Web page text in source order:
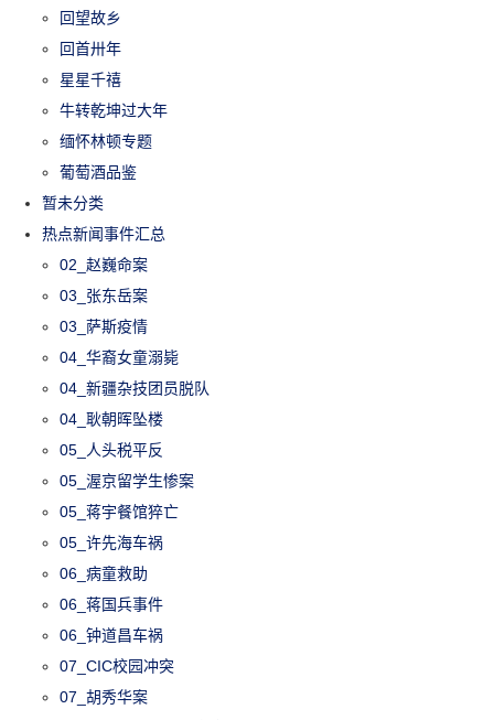
回望故乡
回首卅年
星星千禧
牛转乾坤过大年
缅怀林顿专题
葡萄酒品鉴
暂未分类
热点新闻事件汇总
02_赵巍命案
03_张东岳案
03_萨斯疫情
04_华裔女童溺毙
04_新疆杂技团员脱队
04_耿朝晖坠楼
05_人头税平反
05_渥京留学生惨案
05_蒋宇餐馆猝亡
05_许先海车祸
06_病童救助
06_蒋国兵事件
06_钟道昌车祸
07_CIC校园冲突
07_胡秀华案